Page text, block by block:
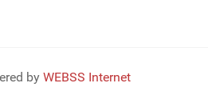
by WEBSS Internet